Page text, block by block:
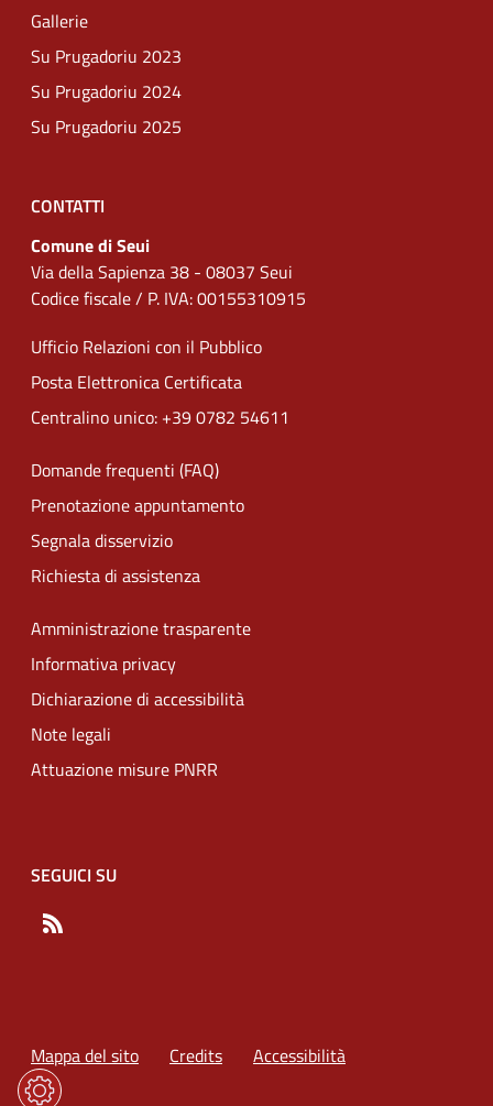
Gallerie
Su Prugadoriu 2023
Su Prugadoriu 2024
Su Prugadoriu 2025
CONTATTI
Comune di Seui
Via della Sapienza 38 - 08037 Seui
Codice fiscale / P. IVA: 00155310915
Ufficio Relazioni con il Pubblico
Posta Elettronica Certificata
Centralino unico: +39 0782 54611
Domande frequenti (FAQ)
Prenotazione appuntamento
Segnala disservizio
Richiesta di assistenza
Amministrazione trasparente
Informativa privacy
Dichiarazione di accessibilità
Note legali
Attuazione misure PNRR
SEGUICI SU
Mappa del sito Credits Accessibilità